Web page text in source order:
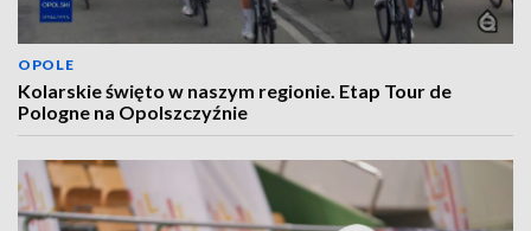
OPOLE
Kolarskie święto w naszym regionie. Etap Tour de
Pologne na Opolszczyźnie